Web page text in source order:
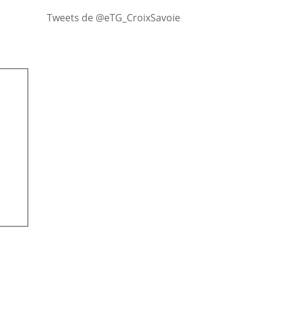
Tweets de @eTG_CroixSavoie